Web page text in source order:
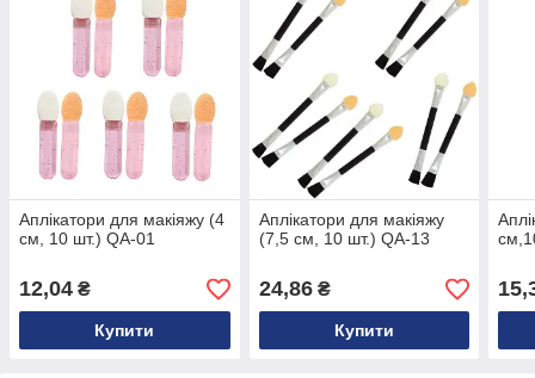
Аплікатори для макіяжу (4
см, 10 шт.) QA-01
12,04 ₴
Купити
Аплікатори для макіяжу
(7,5 см, 10 шт.) QA-13
24,86₴
Купити